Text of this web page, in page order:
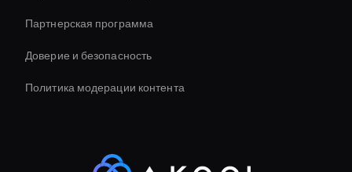
Партнерская программа
Доверие и безопасность
Политика модерации контента